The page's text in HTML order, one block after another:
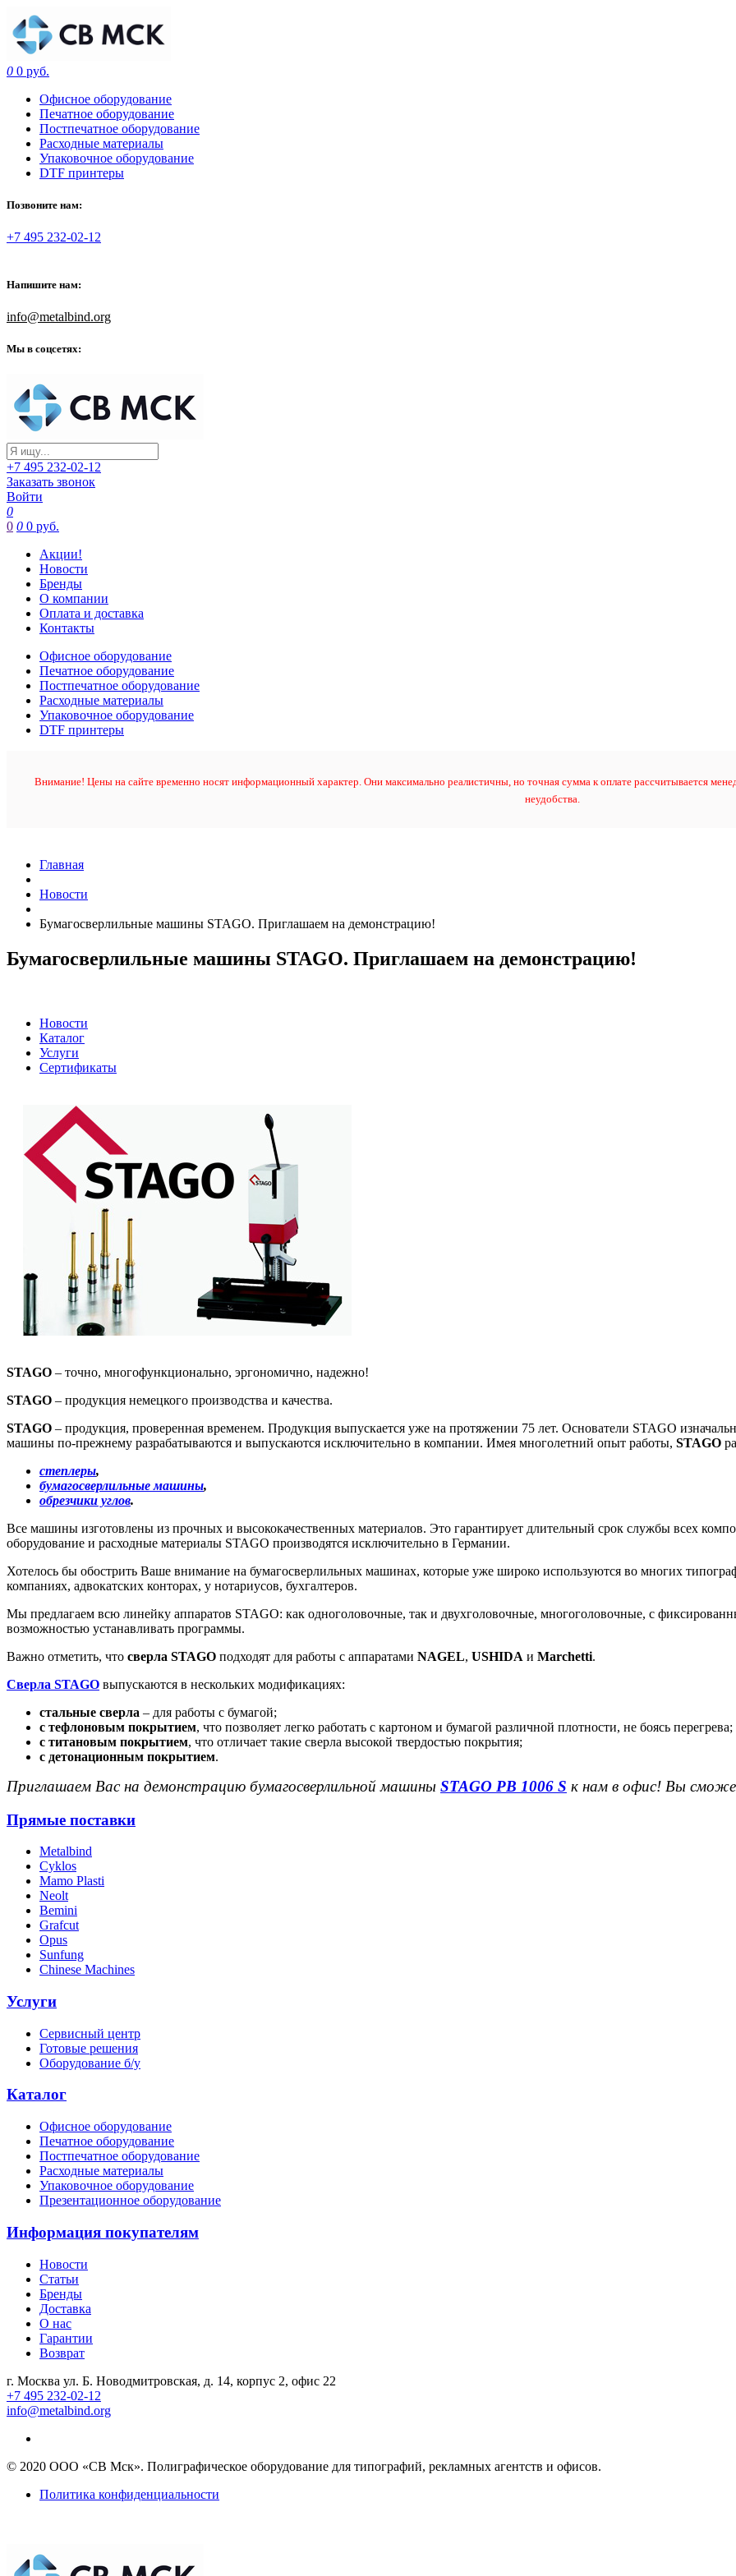
0 0 руб.
Офисное оборудование
Печатное оборудование
Постпечатное оборудование
Расходные материалы
Упаковочное оборудование
DTF принтеры
Позвоните нам:
+7 495 232-02-12
Напишите нам:
info@metalbind.org
Мы в соцсетях:
+7 495 232-02-12
Заказать звонок
Войти
0
0 0 0 руб.
Акции!
Новости
Бренды
О компании
Оплата и доставка
Контакты
Офисное оборудование
Печатное оборудование
Постпечатное оборудование
Расходные материалы
Упаковочное оборудование
DTF принтеры
Внимание! Цены на сайте временно носят информационный характер. Они максимально реалистичны, но точная сумма к оплате рассчитывается
неудобства.
Главная
Новости
Бумагосверлильные машины STAGO. Приглашаем на демонстрацию!
Бумагосверлильные машины STAGO. Приглашаем на демонстрацию!
Новости
Каталог
Услуги
Сертификаты
STAGO – точно, многофункционально, эргономично, надежно!
STAGO – продукция немецкого производства и качества.
STAGO – продукция, проверенная временем. Продукция выпускается уже на протяжении 75 лет. Основатели STAGO
машины по-прежнему разрабатываются и выпускаются исключительно в компании. Имея многолетний опыт работы, STAGO
степлеры,
бумагосверлильные машины,
обрезчики углов.
Все машины изготовлены из прочных и высококачественных материалов. Это гарантирует длительный срок службы всех
оборудование и расходные материалы STAGO производятся исключительно в Германии.
Хотелось бы обострить Ваше внимание на бумагосверлильных машинах, которые уже широко используются во многих
компаниях, адвокатских конторах, у нотариусов, бухгалтеров.
Мы предлагаем всю линейку аппаратов STAGO: как одноголовочные, так и двухголовочные, многоголовочные, с
возможностью устанавливать программы.
Важно отметить, что сверла STAGO подходят для работы с аппаратами NAGEL, USHIDA и Marchetti.
Сверла STAGO выпускаются в нескольких модификациях:
стальные сверла – для работы с бумагой;
с тефлоновым покрытием, что позволяет легко работать с картоном и бумагой различной плотности, не боясь перегрева;
с титановым покрытием, что отличает такие сверла высокой твердостью покрытия;
с детонационным покрытием.
Приглашаем Вас на демонстрацию бумагосверлильной машины STAGO PB 1006 S к нам в офис! Вы
Прямые поставки
Metalbind
Cyklos
Mamo Plasti
Neolt
Bemini
Grafcut
Opus
Sunfung
Chinese Machines
Услуги
Сервисный центр
Готовые решения
Оборудование б/у
Каталог
Офисное оборудование
Печатное оборудование
Постпечатное оборудование
Расходные материалы
Упаковочное оборудование
Презентационное оборудование
Информация покупателям
Новости
Статьи
Бренды
Доставка
О нас
Гарантии
Возврат
г. Москва ул. Б. Новодмитровская, д. 14, корпус 2, офис 22
+7 495 232-02-12
info@metalbind.org
© 2020 ООО «СВ Мск». Полиграфическое оборудование для типографий, рекламных агентств и офисов.
Политика конфиденциальности